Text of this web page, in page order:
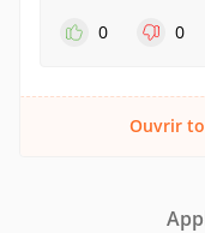
0
0
Ouvrir